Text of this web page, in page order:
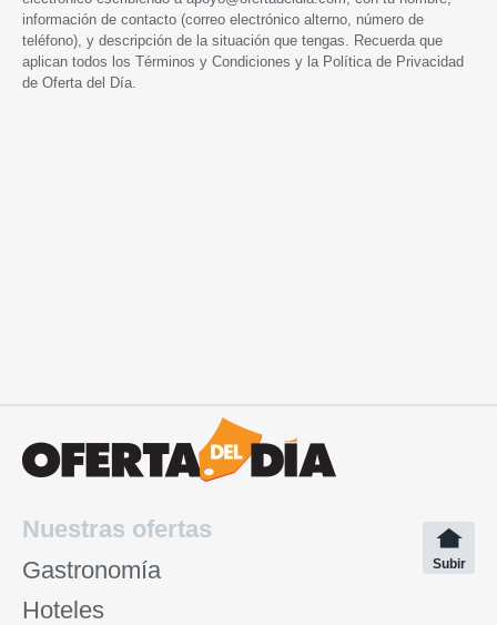
información de contacto (correo electrónico alterno, número de
teléfono), y descripción de la situación que tengas. Recuerda que
aplican todos los Términos y Condiciones y la Política de Privacidad
de Oferta del Día.
Nuestras ofertas
Gastronomía
Hoteles
Subir